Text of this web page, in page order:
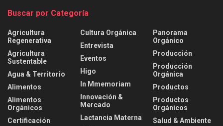
Buscar por Categoría
Agricultura
Regenerativa
Agricultura
Sustentable
Agua & Territorio
Alimentos
Alimentos
Orgánicos
Certificación
Cultura Orgánica
Entrevista
Eventos
Higo
In Mmemoriam
Innovación &
Mercado
Lactancia Materna
Panorama
Orgánico
Producción
Producción
Orgánica
Productos
Productos
Orgánicos
Salud & Ambiente